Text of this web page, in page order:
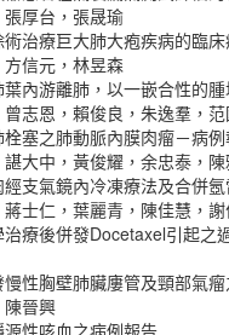
厚台，張晟瑜
治療巨大肺大疱疾病的臨
信元，林昱森
內游離肺，以一嵌合性的
志恩，賴俊良，朱逸羣，范
塞之肺動脈內膜肉瘤－病
大中，黃俊耀，余忠泰，
支氣鏡內冷凍療法及合併
士仁，葉麗青，陳佳慧，謝
療後併發Docetaxel引起之
性胸壁肺臟廔管及頸部氣
晉興
性咳血之病例報告